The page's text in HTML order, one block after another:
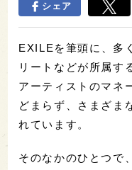
シェア
EXILEを筆頭に、多
リートなどが所属す
アーティストのマネ
どまらず、さまざま
れています。
そのなかのひとつで